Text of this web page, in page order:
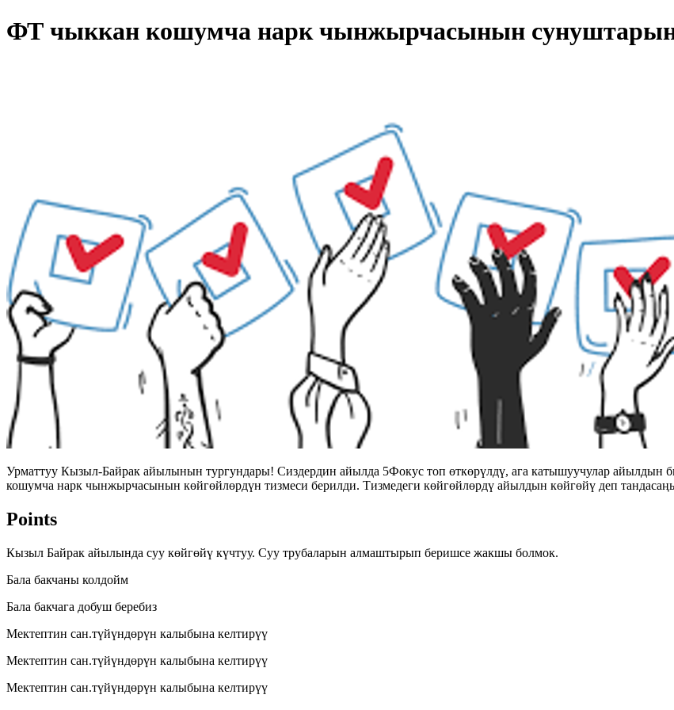
ФТ чыккан кошумча нарк чынжырчасынын сунуштарын
Урматтуу Кызыл-Байрак айылынын тургундары! Сиздердин айылда 5Фокус топ өткөрүлдү, ага катышуучулар айылдын
кошумча нарк чынжырчасынын көйгөйлөрдүн тизмеси берилди. Тизмедеги көйгөйлөрдү айылдын көйгөйү деп
Points
Кызыл Байрак айылында суу көйгөйү күчтуу. Суу трубаларын алмаштырып беришсе жакшы болмок.
Бала бакчаны колдойм
Бала бакчага добуш беребиз
Мектептин сан.түйүндөрүн калыбына келтирүү
Мектептин сан.түйүндөрүн калыбына келтирүү
Мектептин сан.түйүндөрүн калыбына келтирүү